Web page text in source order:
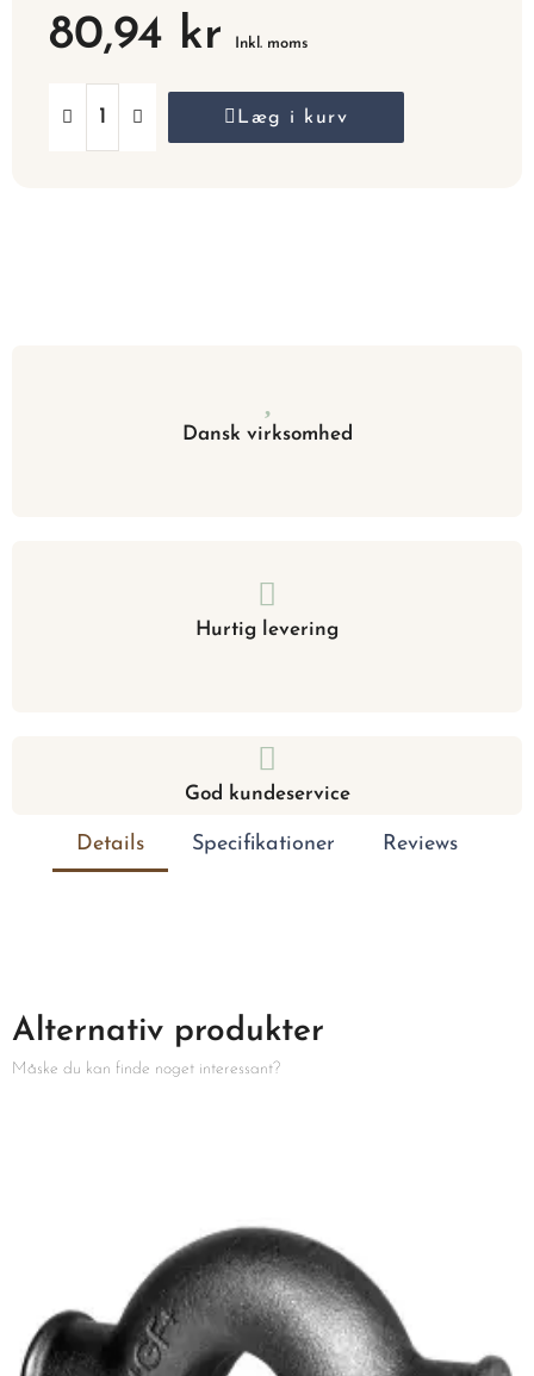
80,94 kr Inkl. moms
Læg i kurv
Dansk virksomhed
Hurtig levering
God kundeservice
Details Specifikationer Reviews
Alternativ produkter
Måske du kan finde noget interessant?